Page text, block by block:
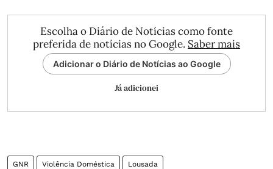
Escolha o Diário de Notícias como fonte
preferida de notícias no Google. Saber mais
Adicionar o Diário de Notícias ao Google
Já adicionei
GNR Violência Doméstica Lousada